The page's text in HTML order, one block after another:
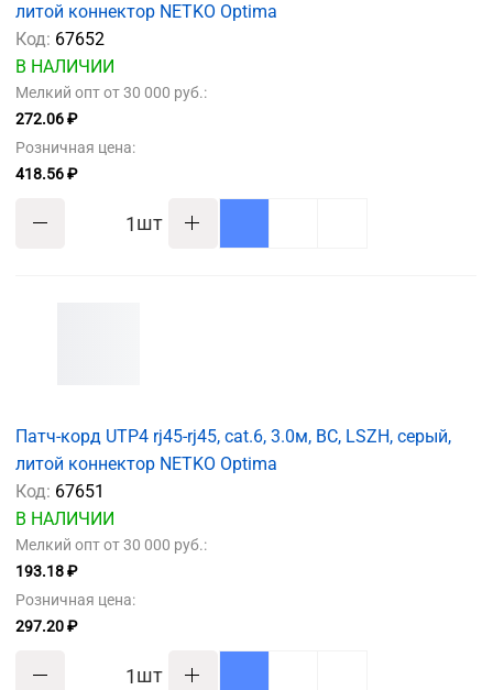
литой коннектор NETKO Optima
Код: 67652
В НАЛИЧИИ
Мелкий опт от 30 000 руб.:
272.06 ₽
Розничная цена:
418.56 ₽
шт
Патч-корд UTP4 rj45-rj45, cat.6, 3.0м, BC, LSZH, серый,
литой коннектор NETKO Optima
Код: 67651
В НАЛИЧИИ
Мелкий опт от 30 000 руб.:
193.18 ₽
Розничная цена:
297.20 ₽
шт